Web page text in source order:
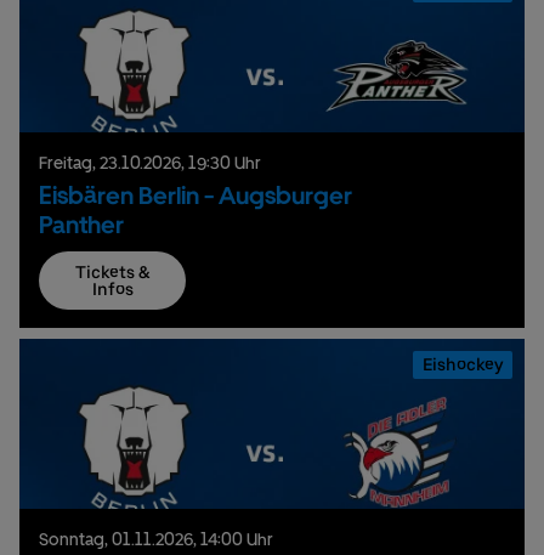
Freitag, 23.10.2026, 19:30 Uhr
Eisbären Berlin - Augsburger
Panther
Tickets &
Infos
Eishockey
Sonntag, 01.11.2026, 14:00 Uhr